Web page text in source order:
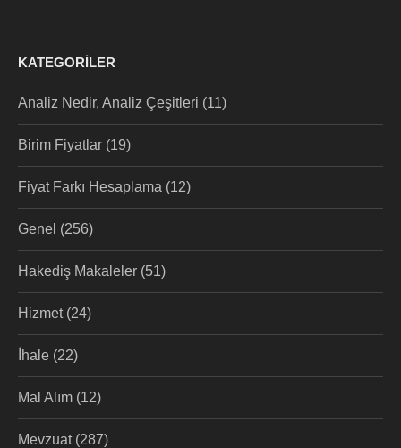
KATEGORILER
Analiz Nedir, Analiz Çeşitleri (11)
Birim Fiyatlar (19)
Fiyat Farkı Hesaplama (12)
Genel (256)
Hakediş Makaleler (51)
Hizmet(24)
İhale (22)
Mal Alım (12)
Mevzuat(287)